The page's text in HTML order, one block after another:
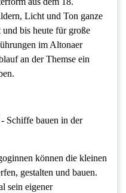
Licht und Ton ganze
bis heute für große
im Altonaer
an der Themse ein
Schiffe bauen in der
können die kleinen
gestalten und bauen.
sein eigener